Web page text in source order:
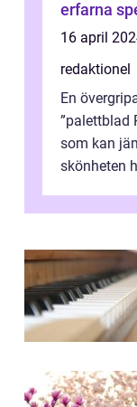
erfarna
16 april
redaktionel
En
”palettblad
som kan
skönheten